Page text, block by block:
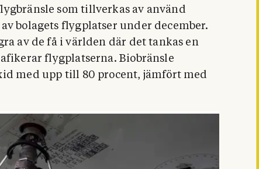
som tillverkas av använd
bolagets flygplatser under december.
av de få i världen där det tankas en
flygplatserna. Biobränsle
med upp till 80 procent, jämfört med